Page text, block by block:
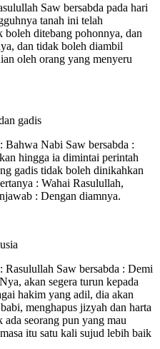
Saw bersabda pada hari
tanah ini telah
ditebang pohonnya, dan
dan tidak boleh diambil
oleh orang yang menyeru
gadis
Nabi Saw bersabda :
hingga ia dimintai perintah
gadis tidak boleh dinikahkan
: Wahai Rasulullah,
: Dengan diamnya.
Saw bersabda : Demi
akan segera turun kepada
hakim yang adil, dia akan
menghapus jizyah dan harta
seorang pun yang mau
itu satu kali sujud lebih baik